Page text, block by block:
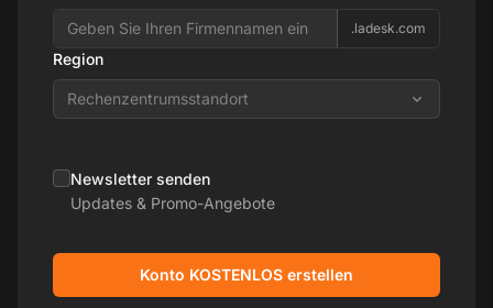
.ladesk.com
Region
Rechenzentrumsstandort
Newsletter senden
Updates & Promo-Angebote
Konto KOSTENLOS erstellen